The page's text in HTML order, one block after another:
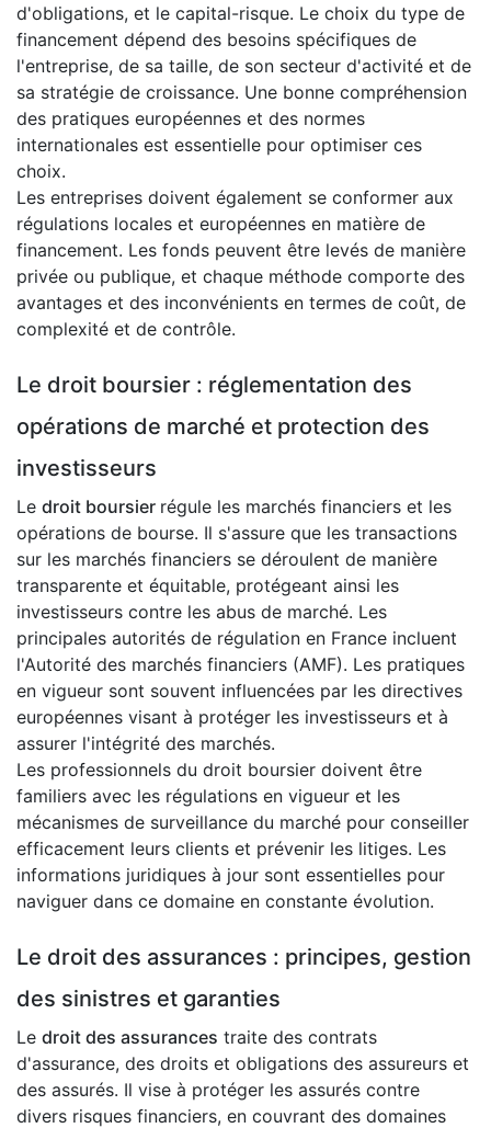
d'obligations, et le capital-risque. Le choix du type de
financement dépend des besoins spécifiques de
l'entreprise, de sa taille, de son secteur d'activité et de
sa stratégie de croissance. Une bonne compréhension
des pratiques européennes et des normes
internationales est essentielle pour optimiser ces
choix.
Les entreprises doivent également se conformer aux
régulations locales et européennes en matière de
financement. Les fonds peuvent être levés de manière
privée ou publique, et chaque méthode comporte des
avantages et des inconvénients en termes de coût, de
complexité et de contrôle.
Le droit boursier : réglementation des
opérations de marché et protection des
investisseurs
Le droit boursier régule les marchés financiers et les
opérations de bourse. Il s'assure que les transactions
sur les marchés financiers se déroulent de manière
transparente et équitable, protégeant ainsi les
investisseurs contre les abus de marché. Les
principales autorités de régulation en France incluent
l'Autorité des marchés financiers (AMF). Les pratiques
en vigueur sont souvent influencées par les directives
européennes visant à protéger les investisseurs et à
assurer l'intégrité des marchés.
Les professionnels du droit boursier doivent être
familiers avec les régulations en vigueur et les
mécanismes de surveillance du marché pour conseiller
efficacement leurs clients et prévenir les litiges. Les
informations juridiques à jour sont essentielles pour
naviguer dans ce domaine en constante évolution.
Le droit des assurances : principes, gestion
des sinistres et garanties
Le droit des assurances traite des contrats
d'assurance, des droits et obligations des assureurs et
des assurés. Il vise à protéger les assurés contre
divers risques financiers, en couvrant des domaines